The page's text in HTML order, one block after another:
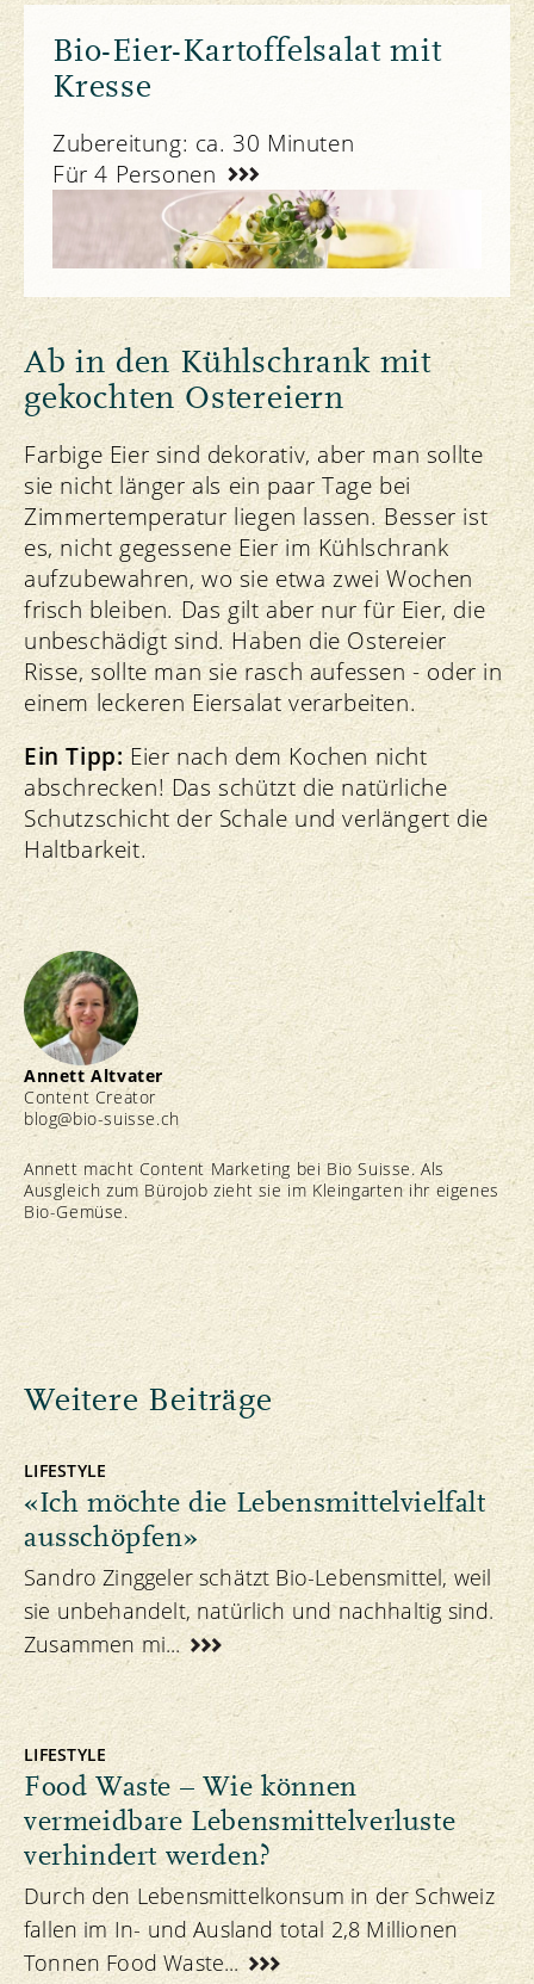
Bio-Eier-Kartoffelsalat mit
Kresse
Zubereitung: ca. 30 Minuten
Für 4 Personen
Ab in den Kühlschrank mit
gekochten Ostereiern
Farbige Eier sind dekorativ, aber man sollte
sie nicht länger als ein paar Tage bei
Zimmertemperatur liegen lassen. Besser ist
es, nicht gegessene Eier im Kühlschrank
aufzubewahren, wo sie etwa zwei Wochen
frisch bleiben. Das gilt aber nur für Eier, die
unbeschädigt sind. Haben die Ostereier
Risse, sollte man sie rasch aufessen - oder in
einem leckeren Eiersalat verarbeiten.
Ein Tipp:Eier nach dem Kochen nicht
abschrecken! Das schützt die natürliche
Schutzschicht der Schale und verlängert die
Haltbarkeit.
Annett Altvater
Content Creator
blog@bio-suisse.ch
Annett macht Content Marketing bei Bio Suisse. Als
Ausgleich zum Bürojob zieht sie im Kleingarten ihr eigenes
Bio-Gemüse.
Weitere Beiträge
LIFESTYLE
«Ich möchte die Lebensmittelvielfalt
ausschöpfen»
Sandro Zinggeler schätzt Bio-Lebensmittel, weil
sie unbehandelt, natürlich und nachhaltig sind.
Zusammen mi...
LIFESTYLE
Food Waste – Wie können
vermeidbare Lebensmittelverluste
verhindert werden?
Durch den Lebensmittelkonsum in der Schweiz
fallen im In- und Ausland total 2,8 Millionen
Tonnen Food Waste...